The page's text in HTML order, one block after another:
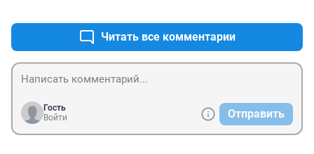
смертность повыситсяЧитать все комментарии
Гость
Войти
Отправить